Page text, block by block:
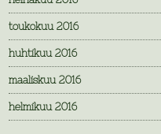
toukokuu 2016
huhtikuu 2016
maaliskuu 2016
helmikuu 2016